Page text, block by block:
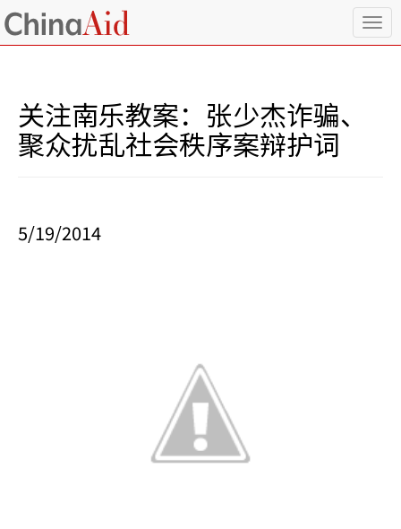
T
o
关注南乐教案：张少杰诈骗、
聚众扰乱社会秩序案辩护词
5/19/2014